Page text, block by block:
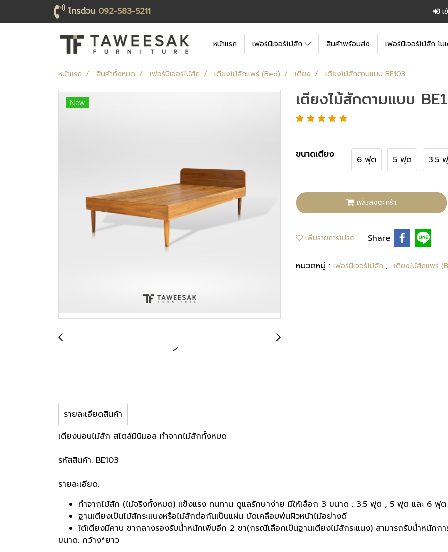
โทรด่วน 092-583-5211 เ
หน้าแรก เฟอร์นิเจอร์ไม้สัก สินค้าพร้อมส่ง เฟอร์นิเจอร์ไม้สัก โม
หน้าแรก สินค้าทั้งหมด เฟอร์นิเจอร์ไม้สัก เตียงไม้สักแพร่ (Bed) เตียง เตียงไม้สักตามแบบ BE103
New เตียงไม้สักตามแบบ
ขนาดเตียง 6 ฟุต 5 ฟุต 3.5
เพิ่มลงตะกร้า
เพิ่มรายการโปรด Share
หมวดหมู่ : เฟอร์นิเจอร์ไม้สัก , เตียงไม้สักแพร่
รายละเอียดสินค้า
เตียงนอนไม้สัก สไตล์มินิมอล ทำจากไม้สักทั้งหมด
รหัสสินค้า: BE103
รายละเอียด:
ทำจากไม้สัก (ไม้จริงทั้งหมด) แข็งแรง ทนทาน ดูแลรักษาง่าย มีให้เลือก 3 ขนาด : 3.5 ฟุต , 5 ฟุต และ 6 ฟุต
ฐานเตียงเป็นไม้สักระแนงหรือไม้สักต่อกันเป็นแผ่น ขัดเคลือบพ่นผิวหน้าไม้อย่างดี
ใต้เตียงมีคาน ขากลางรองรับน้ำหนักเพิ่มอีก 2 ขา(กรณีเลือกเป็นฐานเตียงไม้สักระแนง) สามารถรับน้ำหนักกา
ขนาด: กว้าง*ยาว